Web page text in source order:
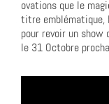
ovations que le
titre emblématique,
pour revoir un show
le 31 Octobre